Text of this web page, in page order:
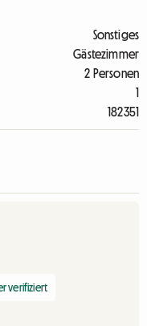
Sonstiges
Gästezimmer
2 Personen
1
182351
verifiziert